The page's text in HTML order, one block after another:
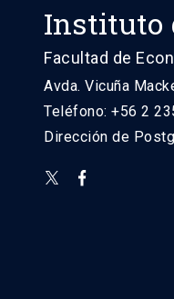
Instituto
Facultad de
Avda. Vicuña
Teléfono: +56 2
Dirección de